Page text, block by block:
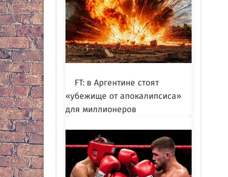
FT: в Аргентине стоят
«убежище от апокалипсиса»
для миллионеров